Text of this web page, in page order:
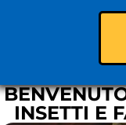
INSETTI E